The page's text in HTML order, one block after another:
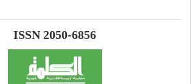
ISSN 2050-6856